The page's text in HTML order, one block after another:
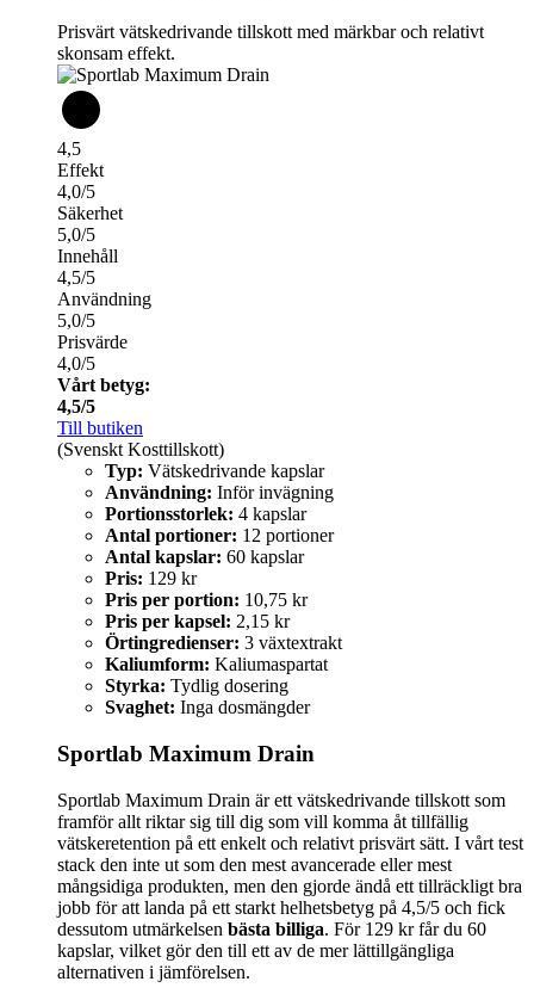
Prisvärt vätskedrivande tillskott med märkbar och relativt
skonsam effekt.
4,5
Effekt
4,0/5
Säkerhet
5,0/5
Innehåll
4,5/5
Användning
5,0/5
Prisvärde
4,0/5
Vårt betyg:
4,5/5
Till butiken
(Svenskt Kosttillskott)
Typ: Vätskedrivande kapslar
Användning: Inför invägning
Portionsstorlek: 4 kapslar
Antal portioner: 12 portioner
Antal kapslar: 60 kapslar
Pris: 129 kr
Pris per portion: 10,75 kr
Pris per kapsel: 2,15 kr
Örtingredienser: 3 växtextrakt
Kaliumform: Kaliumaspartat
Styrka: Tydlig dosering
Svaghet: Inga dosmängder
Sportlab Maximum Drain
Sportlab Maximum Drain är ett vätskedrivande tillskott som
framför allt riktar sig till dig som vill komma åt tillfällig
vätskeretention på ett enkelt och relativt prisvärt sätt. I vårt test
stack den inte ut som den mest avancerade eller mest
mångsidiga produkten, men den gjorde ändå ett tillräckligt bra
jobb för att landa på ett starkt helhetsbetyg på 4,5/5 och fick
dessutom utmärkelsen bästa billiga. För 129 kr får du 60
kapslar, vilket gör den till ett av de mer lättillgängliga
alternativen i jämförelsen.